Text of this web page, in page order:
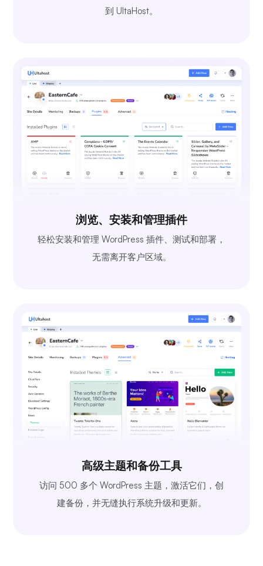
到 UltaHost。
浏览、安装和管理插件
轻松安装和管理 WordPress 插件、测试和部署，
无需离开客户区域。
高级主题和备份工具
访问 500 多个 WordPress 主题，激活它们，创
建备份，并无缝执行系统升级和更新。